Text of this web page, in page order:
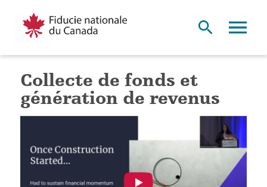
Collecte de fonds et
génération de revenus